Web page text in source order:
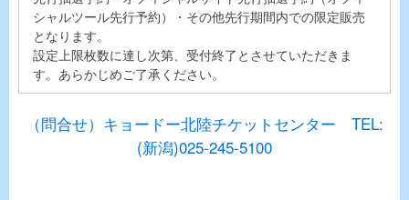
シャルツール先行予約）・その他先行期間内での限定販売
となります。
設定上限枚数に達し次第、受付終了とさせていただきま
す。あらかじめご了承ください。
（問合せ）キョードー北陸チケットセンター TEL:
(新潟)025-245-5100